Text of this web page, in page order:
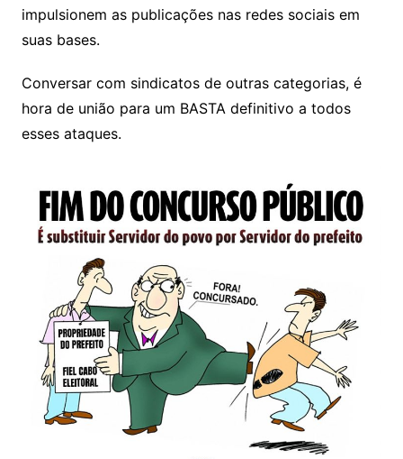
impulsionem as publicações nas redes sociais em
suas bases.
Conversar com sindicatos de outras categorias, é
hora de união para um BASTA definitivo a todos
esses ataques.